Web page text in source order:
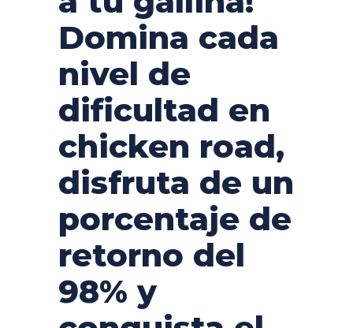
Domina cada
nivel de
dificultad en
chicken road,
disfruta de un
porcentaje de
retorno del
98% y